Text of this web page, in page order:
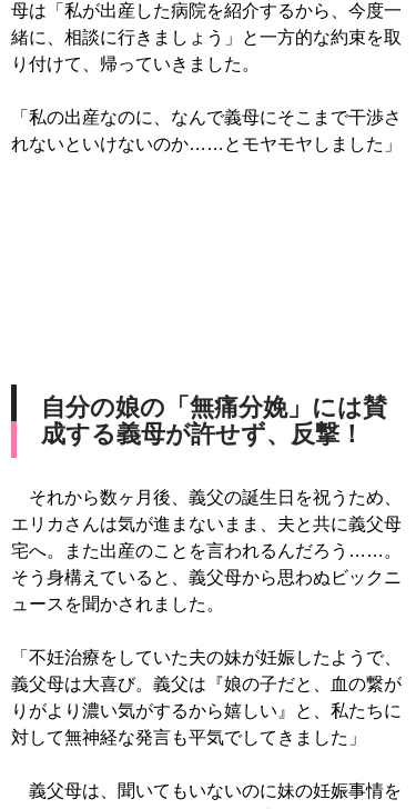
母は「私が出産した病院を紹介するから、今度一
緒に、相談に行きましょう」と一方的な約束を取
り付けて、帰っていきました。
「私の出産なのに、なんで義母にそこまで干渉さ
れないといけないのか……とモヤモヤしました」
自分の娘の「無痛分娩」には賛
成する義母が許せず、反撃！
それから数ヶ月後、義父の誕生日を祝うため、
エリカさんは気が進まないまま、夫と共に義父母
宅へ。また出産のことを言われるんだろう……。
そう身構えていると、義父母から思わぬビックニ
ュースを聞かされました。
「不妊治療をしていた夫の妹が妊娠したようで、
義父母は大喜び。義父は『娘の子だと、血の繋が
りがより濃い気がするから嬉しい』と、私たちに
対して無神経な発言も平気でしてきました」
義父母は、聞いてもいないのに妹の妊娠事情を